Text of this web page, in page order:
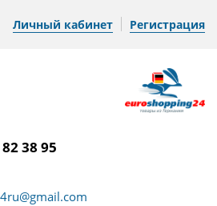
Личный кабинет Регистрация
38 95